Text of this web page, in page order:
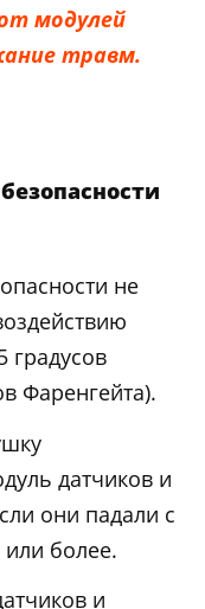
модулей
травм.
не
градусов
Фаренгейта).
датчиков и
они падали с
более.
и